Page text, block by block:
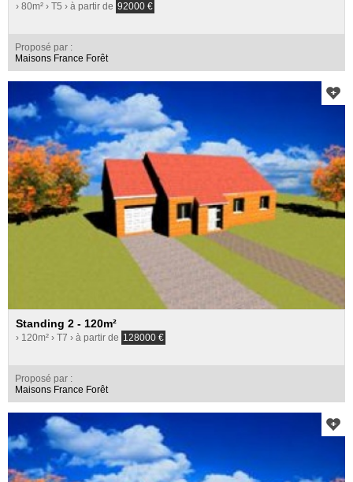
› 80m² › T5 › à partir de 92000 €
Proposé par :
Maisons France Forêt
Standing 2 - 120m²
› 120m² › T7 › à partir de 128000 €
Proposé par :
Maisons France Forêt